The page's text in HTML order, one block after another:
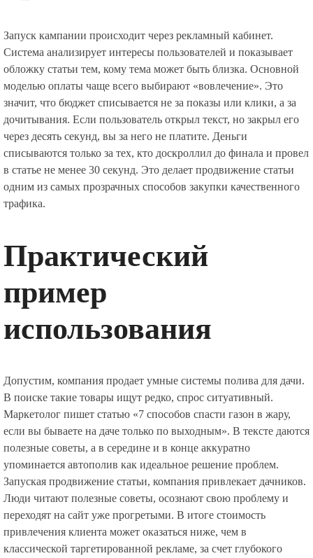
Запуск кампании происходит через рекламный кабинет.
Система анализирует интересы пользователей и показывает
обложку статьи тем, кому тема может быть близка. Основной
моделью оплаты чаще всего выбирают «вовлечение». Это
значит, что бюджет списывается не за показы или клики, а за
дочитывания. Если пользователь открыл текст, но закрыл его
через десять секунд, вы за него не платите. Деньги
списываются только за тех, кто доскроллил до финала и провел
в статье не менее 30 секунд. Это делает продвижение статьи
одним из самых прозрачных способов закупки качественного
трафика.
Практический
пример
использования
Допустим, компания продает умные системы полива для дачи.
В поиске такие товары ищут редко, спрос ситуативный.
Маркетолог пишет статью «7 способов спасти газон в жару,
если вы бываете на даче только по выходным». В тексте даются
полезные советы, а в середине и в конце аккуратно
упоминается автополив как идеальное решение проблем.
Запуская продвижение статьи, компания привлекает дачников.
Люди читают полезные советы, осознают свою проблему и
переходят на сайт уже прогретыми. В итоге стоимость
привлечения клиента может оказаться ниже, чем в
классической таргетированной рекламе, за счет глубокого